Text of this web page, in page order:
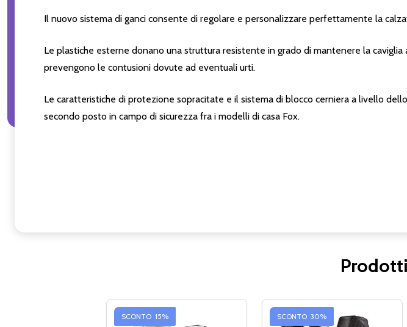
Il nuovo sistema di ganci consente di regolare e personalizzare perfettamente la
Le plastiche esterne donano una struttura resistente in grado di mantenere la
prevengono le contusioni dovute ad eventuali urti.
Le caratteristiche di protezione sopracitate e il sistema di blocco cerniera a livello
secondo posto in campo di sicurezza fra i modelli di casa Fox.
SCONTO 15% SCONTO 30%